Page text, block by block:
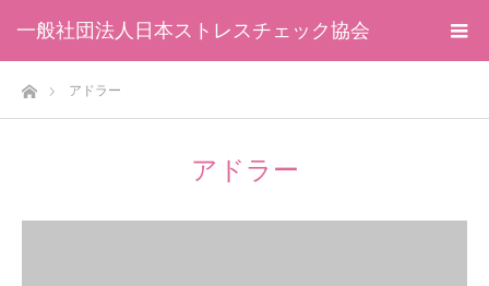
一般社団法人日本ストレスチェック協会
ホームアドラー
アドラー